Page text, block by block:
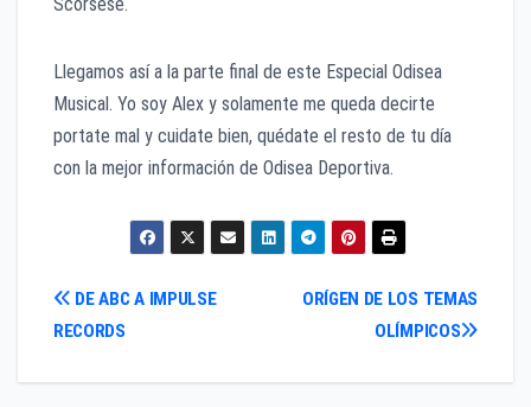
Scorsese.
Llegamos así a la parte final de este Especial Odisea
Musical. Yo soy Alex y solamente me queda decirte
portate mal y cuidate bien, quédate el resto de tu día
con la mejor información de Odisea Deportiva.
Navegación
ORÍGEN DE LOS TEMAS
OLÍMPICOS
DE ABC A IMPULSE
RECORDS